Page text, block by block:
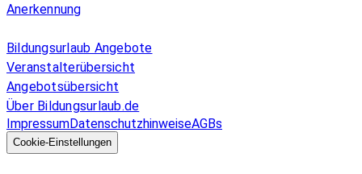
Anerkennung
Bildungsurlaub Angebote
Veranstalterübersicht
Angebotsübersicht
Über Bildungsurlaub.de
ImpressumDatenschutzhinweiseAGBs
Cookie-Einstellungen